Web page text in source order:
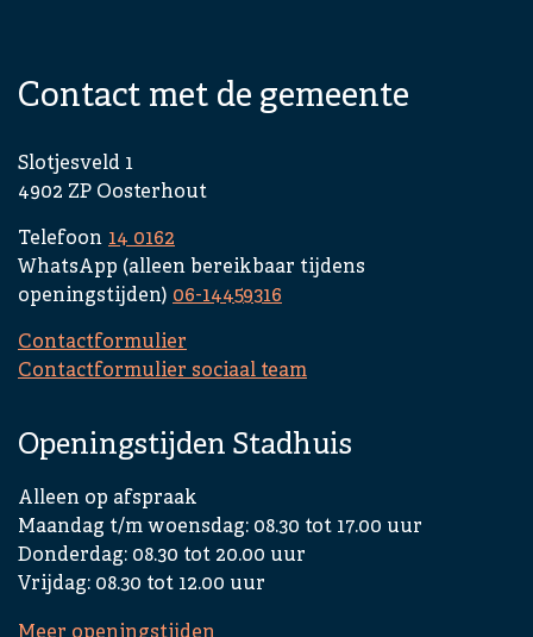
i
n
i
e
m
i
s
i
n
e
l
a
p
t
Contact met de gemeente
Slotjesveld 1
4902 ZP Oosterhout
Telefoon 14 0162
WhatsApp (alleen bereikbaar tijdens
openingstijden) 06-14459316
Contactformulier
Contactformulier sociaal team
Openingstijden Stadhuis
Alleen op afspraak
Maandag t/m woensdag: 08.30 tot 17.00 uur
Donderdag: 08.30 tot 20.00 uur
Vrijdag: 08.30 tot 12.00 uur
Meer openingstijden